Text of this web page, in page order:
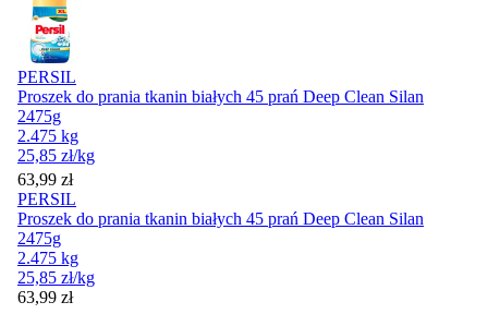
PERSIL
Proszek do prania tkanin białych 45 prań Deep Clean Silan
2475g
2.475 kg
25,85 zł/kg
Cena
63,99 zł
PERSIL
Proszek do prania tkanin białych 45 prań Deep Clean Silan
2475g
2.475 kg
25,85 zł/kg
Cena
63,99 zł